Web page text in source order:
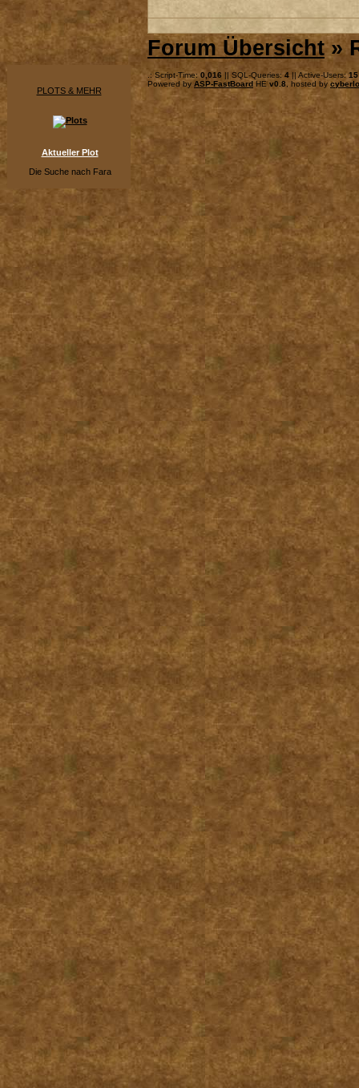
PLOTS & MEHR
Aktueller Plot
Die Suche nach Fara
Forum Übersicht»
.: Script-Time: 0,016 || SQL-Queries: 4 || Active-Users:
Powered by ASP-FastBoard HEv0.8 , hosted by